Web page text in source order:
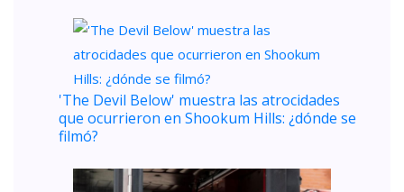
'The Devil Below' muestra las atrocidades
que ocurrieron en Shookum Hills: ¿dónde se
filmó?